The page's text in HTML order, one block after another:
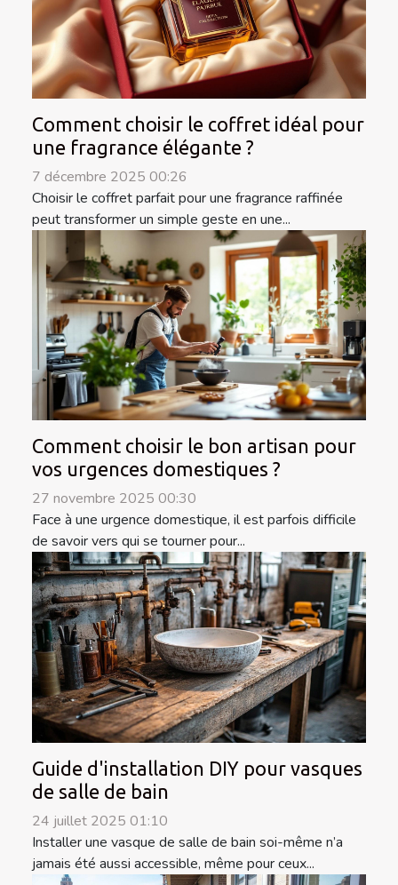
Comment choisir le coffret idéal pour
une fragrance élégante ?
7 décembre 2025 00:26
Choisir le coffret parfait pour une fragrance raffinée
peut transformer un simple geste en une...
Comment choisir le bon artisan pour
vos urgences domestiques ?
27 novembre 2025 00:30
Face à une urgence domestique, il est parfois difficile
de savoir vers qui se tourner pour...
Guide d'installation DIY pour vasques
de salle de bain
24 juillet 2025 01:10
Installer une vasque de salle de bain soi-même n’a
jamais été aussi accessible, même pour ceux...